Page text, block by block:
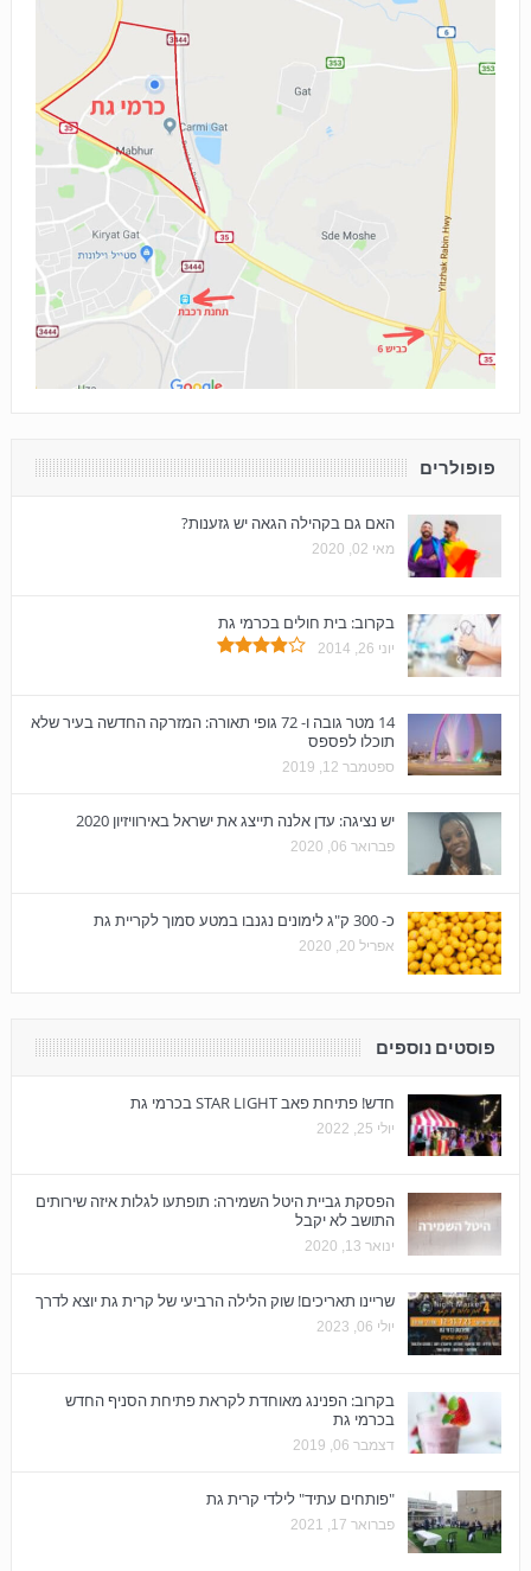
פופולרים
האם גם בקהילה הגאה יש גזענות?
מאי 02, 2020
בקרוב: בית חולים בכרמי גת
יוני 26, 2014
14 מטר גובה ו- 72 גופי תאורה: המזרקה החדשה בעיר שלא
תוכלו לפספס
ספטמבר 12, 2019
יש נציגה: עדן אלנה תייצג את ישראל באירוויזיון 2020
פברואר 06, 2020
כ- 300 ק"ג לימונים נגנבו במטע סמוך לקריית גת
אפריל 20, 2020
פוסטים נוספים
חדש! פתיחת פאב STAR LIGHT בכרמי גת
יולי 25, 2022
הפסקת גביית היטל השמירה: תופתעו לגלות איזה שירותים
התושב לא יקבל
ינואר 13, 2020
שריינו תאריכים! שוק הלילה הרביעי של קרית גת יוצא לדרך
יולי 06, 2023
בקרוב: הפנינג מאוחדת לקראת פתיחת הסניף החדש
בכרמי גת
דצמבר 06, 2019
"פותחים עתיד" לילדי קרית גת
פברואר 17, 2021